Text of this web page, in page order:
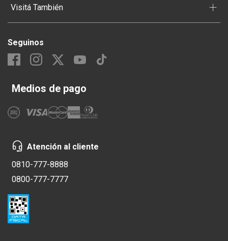
Visitá También +
Seguinos
Medios de pago
Atención al cliente
0810-777-8888
0800-777-7777